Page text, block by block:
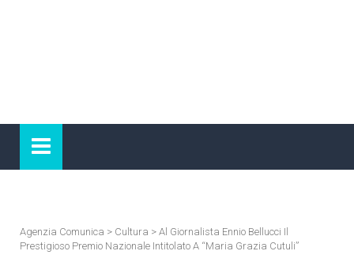
Agenzia Comunica > Cultura > Al Giornalista Ennio Bellucci Il
Prestigioso Premio Nazionale Intitolato A “Maria Grazia Cutuli”